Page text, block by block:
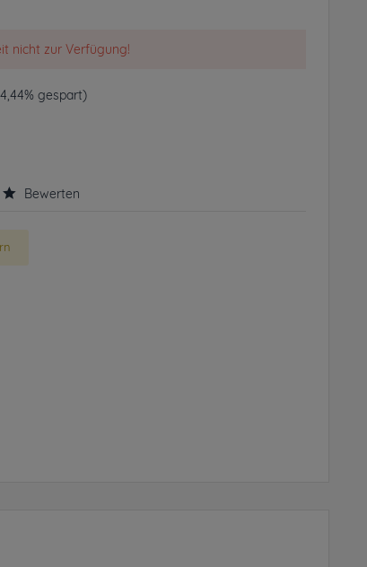
nicht zur Verfügung!
gespart)
Bewerten